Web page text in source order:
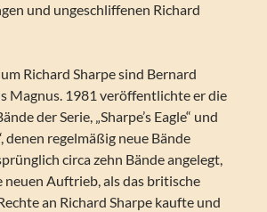
und ungeschliffenen Richard
Richard Sharpe sind Bernard
Magnus. 1981 veröffentlichte er die
der Serie, „Sharpe’s Eagle“ und
denen regelmäßig neue Bände
circa zehn Bände angelegt,
neuen Auftrieb, als das britische
an Richard Sharpe kaufte und